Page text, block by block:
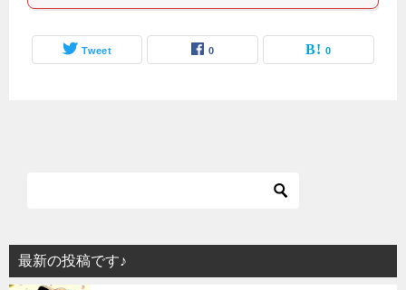
Tweet 0 0
最新の投稿です♪